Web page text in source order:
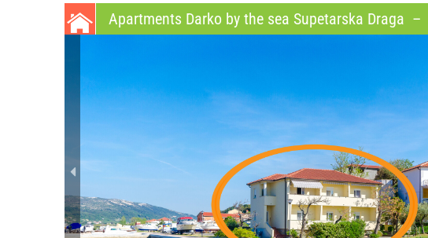
Apartments Darko by the sea Supetarska Draga –